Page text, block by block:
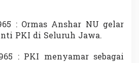
: Ormas Anshar NU gelar
PKI di Seluruh Jawa.
: PKI menyamar sebagai